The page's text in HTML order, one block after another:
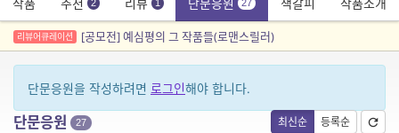
2 1 27
리뷰어큐레이션 [공모전] 예심평의 그 작품들(로맨스릴러)
단문응원을 작성하려면 로그인해야 합니다.
최신순 등록순
단문응원 27